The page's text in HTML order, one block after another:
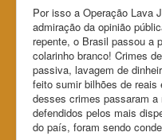
Por isso a Operação Lava
admiração da opinião
repente, o Brasil passou a
colarinho branco! Crimes
passiva, lavagem de
feito sumir bilhões de
desses crimes passaram
defendidos pelos mais
do país, foram sendo